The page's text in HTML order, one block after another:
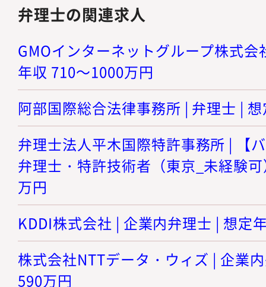
弁理士の関連求人
GMOインターネットグループ株式
年収 710～1000万円
阿部国際総合法律事務所 | 弁理士 |
弁理士法人平木国際特許事務所 | 【
弁理士・特許技術者（東京_未経験
万円
KDDI株式会社 | 企業内弁理士 | 想定
株式会社NTTデータ・ウィズ | 企業
590万円